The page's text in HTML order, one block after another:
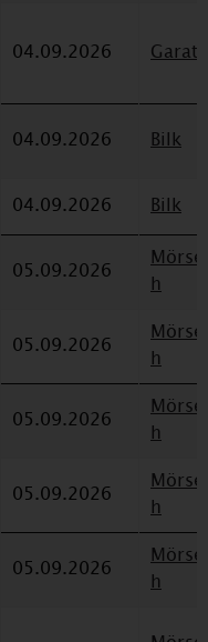
04.09.2026 Garath
04.09.2026 Bilk
04.09.2026
Bilk
05.09.2026
h
05.09.2026
h
05.09.2026
h
05.09.2026
h
05.09.2026
h